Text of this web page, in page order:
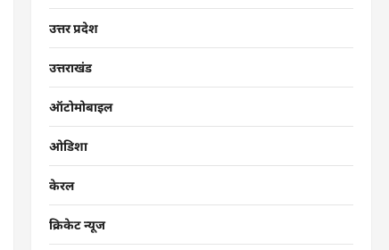
उत्तर प्रदेश
उत्तराखंड
ऑटोमोबाइल
ओडिशा
केरल
क्रिकेट न्यूज